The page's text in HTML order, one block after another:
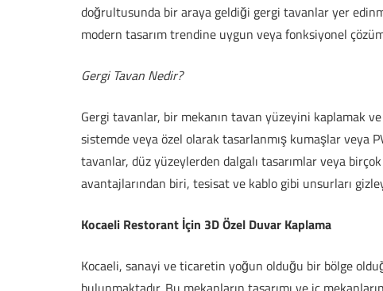
doğrultusunda bir araya geldiği gergi tavanlar yer
modern tasarım trendine uygun veya fonksiyonel
Gergi Tavan Nedir?
Gergi tavanlar, bir mekanın tavan yüzeyini kaplamak
sistemde veya özel olarak tasarlanmış kumaşlar veya
tavanlar, düz yüzeylerden dalgalı tasarımlar veya
avantajlarından biri, tesisat ve kablo gibi unsurları
Kocaeli Restorant İçin 3D Özel Duvar Kaplama
Kocaeli, sanayi ve ticaretin yoğun olduğu bir bölge